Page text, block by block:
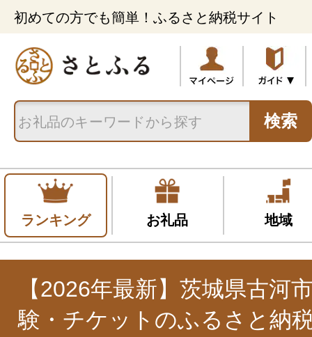
初めての方でも簡単！ふるさと納税サイト
検索
ランキング お礼品 地域
【2026年最新】茨城県古河
験・チケットのふるさと納